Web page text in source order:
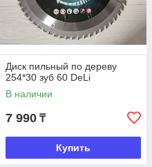
Диск пильный по дереву
254*30 зуб 60 DeLi
В наличии
7 990 ₸
Купить